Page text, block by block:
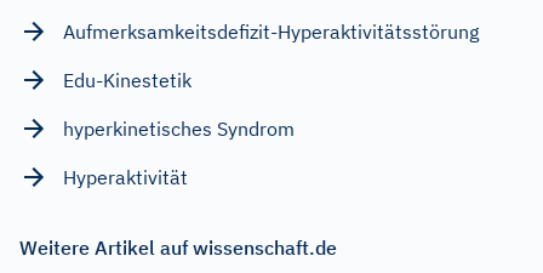
Aufmerksamkeitsdefizit-Hyperaktivitätsstörung
Edu-Kinestetik
hyperkinetisches Syndrom
Hyperaktivität
Weitere Artikel auf wissenschaft.de